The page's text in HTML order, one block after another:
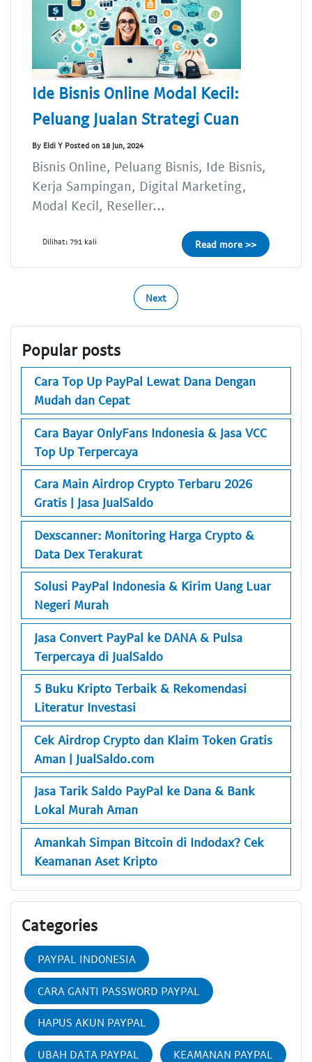
Ide Bisnis Online Modal Kecil:
Peluang Jualan Strategi Cuan
By Eldi Y Posted on 18 Jun, 2024
Bisnis Online, Peluang Bisnis, Ide Bisnis,
Kerja Sampingan, Digital Marketing,
Modal Kecil, Reseller...
Dilihat: 791 kali Read more >>
Next
Popular posts
Cara Top Up PayPal Lewat Dana Dengan
Mudah dan Cepat
Cara Bayar OnlyFans Indonesia & Jasa VCC
Top Up Terpercaya
Cara Main Airdrop Crypto Terbaru 2026
Gratis | Jasa JualSaldo
Dexscanner: Monitoring Harga Crypto &
Data Dex Terakurat
Solusi PayPal Indonesia & Kirim Uang Luar
Negeri Murah
Jasa Convert PayPal ke DANA & Pulsa
Terpercaya di JualSaldo
5 Buku Kripto Terbaik & Rekomendasi
Literatur Investasi
Cek Airdrop Crypto dan Klaim Token Gratis
Aman | JualSaldo.com
Jasa Tarik Saldo PayPal ke Dana & Bank
Lokal Murah Aman
Amankah Simpan Bitcoin di Indodax? Cek
Keamanan Aset Kripto
Categories
PAYPAL INDONESIA
CARA GANTI PASSWORD PAYPAL
HAPUS AKUN PAYPAL
UBAH DATA PAYPAL KEAMANAN PAYPAL